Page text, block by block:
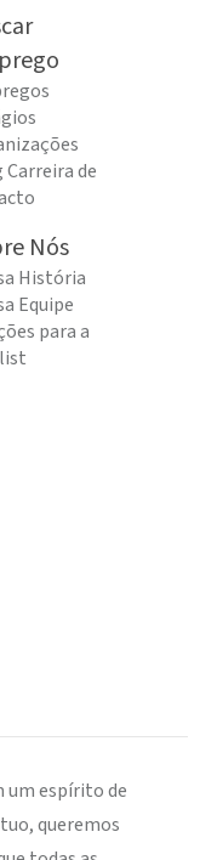
Carreira de
Nós
História
Equipe
para a
um espírito de
queremos